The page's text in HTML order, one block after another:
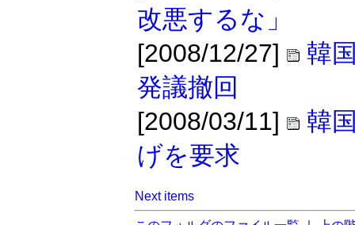
改悪するな」
[2008/12/27]
韓
発議撤回
[2008/03/11]
韓
げを要求
Next items